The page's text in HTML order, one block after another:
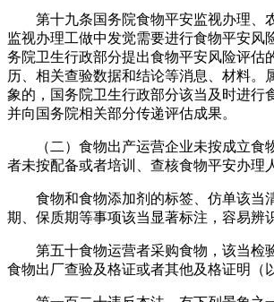
第十九条国务院食物平安监视办理、
监视办理工做中发觉需要进行食物平安风
务院卫生行政部分提出食物平安风险评估
历、相关查验数据和结论等消息、材料。
象的，国务院卫生行政部分该当及时进行
并向国务院相关部分传递评估成果。
（二）食物出产运营企业未按成立食
者未按配备或者培训、查核食物平安办理
食物和食物添加剂的标签、仿单该当
期、保质期等事项该当显著标注，容易辨
第五十食物运营者采购食物，该当检
食物出厂查验及格证或者其他及格证明（